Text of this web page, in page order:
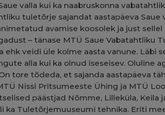
valla kui ka naabruskonna
tuletõrje sajandat aastapäeva Saue
avamise koosolek ja just
– tänase MTÜ Saue
veidi üle kolme aasta vanune.
alla kui ka olnud iseseisev. Oluline
tore tõdeda, et sajanda aastapäeva
Nissi Pritsumeeste Ühing ja MTÜ
päästjad Nõmme, Lilleküla,
Tuletõrjemuuseumi tehnika. Eriti